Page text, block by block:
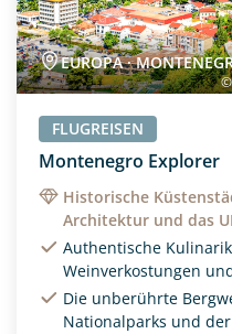
Fernreise(0)
Flugreisen(2)
Frauenreise
Kleine Gruppe(0)
Kreativreisen(0)
Mietwagenreise(1)
PKW-Reise(0)
Privatreise (1)
Nordamerika(0)
Ozeanien(0)
Südamerika
©
EUROPA ·
FLUGREISEN
Montenegro Explorer
Historische
Architektur und das
Authentische
Weinverkostungen
Die unberührte
Nationalparks und